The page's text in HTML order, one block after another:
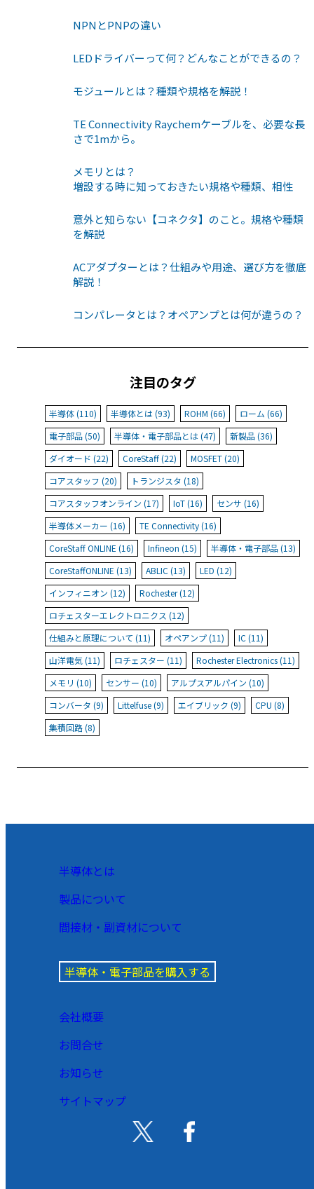
NPNとPNPの違い
LEDドライバーって何？どんなことができるの？
モジュールとは？種類や規格を解説！
TE Connectivity Raychemケーブルを、必要な長
さで1mから。
メモリとは？
増設する時に知っておきたい規格や種類、相性
意外と知らない【コネクタ】のこと。規格や種類
を解説
ACアダプターとは？仕組みや用途、選び方を徹底
解説！
コンパレータとは？オペアンプとは何が違うの？
注目のタグ
半導体 (110) 半導体とは (93) ROHM (66)
ローム (66)
電子部品 (50)
半導体・電子部品とは (47)
新製品 (36)
ダイオード (22)
CoreStaff (22)
MOSFET (20)
コアスタッフ (20)
トランジスタ (18)
コアスタッフオンライン (17)
IoT (16)
センサ (16)
半導体メーカー (16)
TE Connectivity (16)
CoreStaff ONLINE (16)
Infineon (15)
半導体・電子部品 (13)
CoreStaffONLINE (13)
ABLIC (13)
LED (12)
インフィニオン (12)
Rochester (12)
ロチェスターエレクトロニクス (12)
仕組みと原理について (11)
オペアンプ (11)
IC (11)
山洋電気 (11)
ロチェスター (11)
Rochester Electronics (11)
メモリ (10)
センサー (10)
アルプスアルパイン (10)
コンバータ (9)
Littelfuse (9) エイブリック (9)
CPU (8)
集積回路 (8)
半導体とは
製品について
間接材・副資材について
半導体・電子部品を購入する
会社概要
お問合せ
お知らせ
サイトマップ